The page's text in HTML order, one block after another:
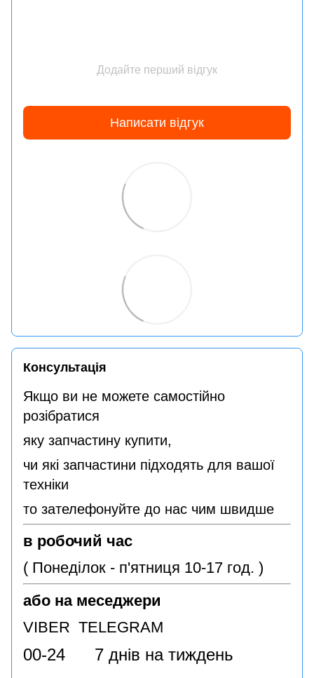
Додайте перший відгук
Написати відгук
Консультація
Якщо ви не можете самостійно
розібратися
яку запчастину купити,
чи які запчастини підходять для вашої
техніки
то зателефонуйте до нас чим швидше
в робочий час
( Понеділок - п'ятниця 10-17 год. )
або на меседжери
VIBER TELEGRAM
00-24 7 днів на тиждень